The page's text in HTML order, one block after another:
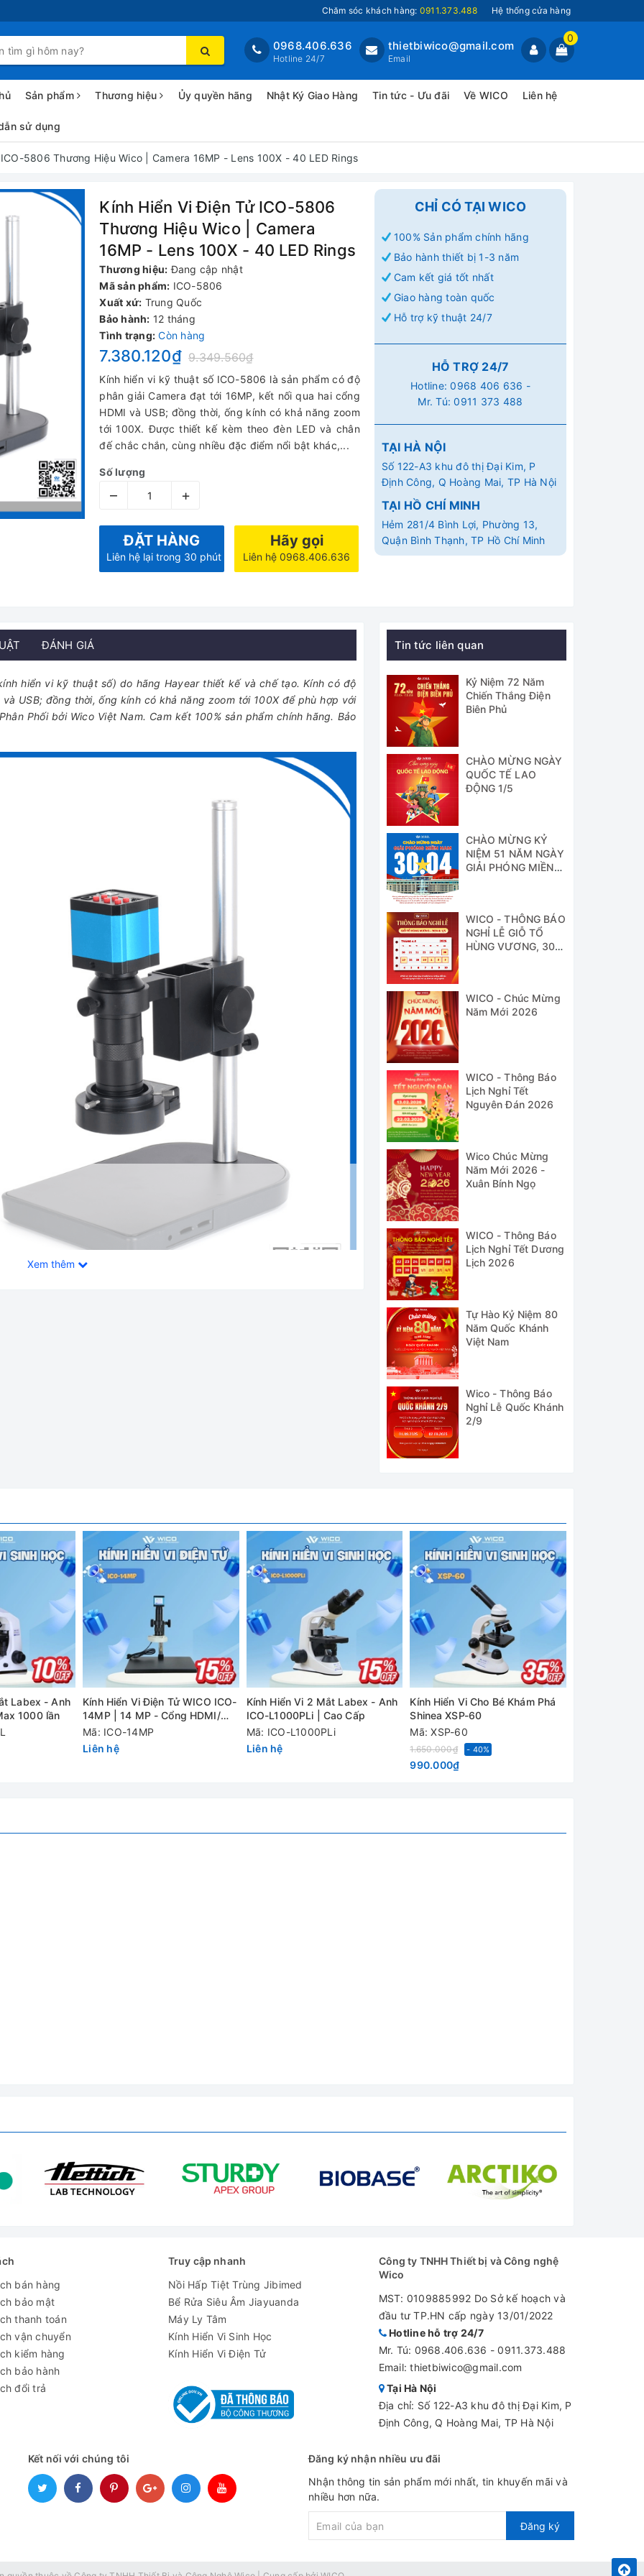
Chăm sóc khách hàng: 0911.373.488 Hệ thống cửa hàng
0
thietbiwico@gmail.com
Email
0968.406.636
Hotline 24/7
Sản phẩm Thương hiệu Ủy quyền hãng Nhật Ký Giao Hàng Tin tức - Ưu đãi Về WICO Liên hệ
sử dụng
5806 Thương Hiệu Wico | Camera 16MP - Lens 100X - 40 LED Rings
Kính Hiển Vi Điện Tử ICO-5806
Thương Hiệu Wico | Camera
16MP - Lens 100X - 40 LED Rings
Thương hiệu: Đang cập nhật
Mã sản phẩm: ICO-5806
Xuất xứ: Trung Quốc
Bảo hành: 12 tháng
Tình trạng: Còn hàng
7.380.120₫ 9.349.560₫
Kính hiển vi kỹ thuật số ICO-5806 là sản phẩm có độ
phân giải Camera đạt tới 16MP, kết nối qua hai cổng
HDMI và USB; đồng thời, ống kính có khả năng zoom
tới 100X. Được thiết kế kèm theo đèn LED và chân
đế chắc chắn, cùng nhiều đặc điểm nổi bật khác,...
Số lượng
– +
ĐẶT HÀNG
Liên hệ lại trong 30 phút
Hãy gọi
Liên hệ 0968.406.636
CHỈ CÓ TẠI WICO
100% Sản phẩm chính hãng
Bảo hành thiết bị 1-3 năm
Cam kết giá tốt nhất
Giao hàng toàn quốc
Hỗ trợ kỹ thuật 24/7
HỖ TRỢ 24/7
Hotline:0968 406 636 -
Mr. Tú:0911 373 488
TẠI HÀ NỘI
Số 122-A3 khu đô thị Đại Kim, P
Định Công, Q Hoàng Mai, TP Hà Nội
TẠI HỒ CHÍ MINH
Hẻm 281/4 Bình Lợi, Phường 13,
Quận Bình Thạnh, TP Hồ Chí Minh
ĐÁNH GIÁ
hiển vi kỹ thuật số) do hãng Hayear thiết kế và chế tạo. Kính có độ
USB; đồng thời, ống kính có khả năng zoom tới 100X để phù hợp với
Phối bởi Wico Việt Nam. Cam kết 100% sản phẩm chính hãng. Bảo
TF)
1 / 2,3 inch
màn hình)
tuổi thọ 100.000 giờ Chiếu sáng tập trung và cường độ cao không có
Xem thêm
Tin tức liên quan
Kỷ Niệm 72 Năm
Chiến Thắng Điện
Biên Phủ
CHÀO MỪNG NGÀY
QUỐC TẾ LAO
ĐỘNG 1/5
CHÀO MỪNG KỶ
NIỆM 51 NĂM NGÀY
GIẢI PHÓNG MIỀN
WICO - THÔNG BÁO
NGHỈ LỄ GIỖ TỔ
HÙNG VƯƠNG, 30/4
WICO - Chúc Mừng
Năm Mới 2026
WICO - Thông Báo
Lịch Nghỉ Tết
Nguyên Đán 2026
Wico Chúc Mừng
Năm Mới 2026 -
Xuân Bính Ngọ
WICO - Thông Báo
Lịch Nghỉ Tết Dương
Lịch 2026
Tự Hào Kỷ Niệm 80
Năm Quốc Khánh
Việt Nam
Wico - Thông Báo
Nghỉ Lễ Quốc Khánh
2/9
Labex - Anh
1000 lần
Kính Hiển Vi Điện Tử WICO ICO-
14MP | 14 MP - Cổng HDMI/
USB
Mã: ICO-14MP
Liên hệ
Kính Hiển Vi 2 Mắt Labex - Anh
ICO-L1000PLi | Cao Cấp
Mã: ICO-L1000PLi
Liên hệ
Kính Hiển Vi Cho Bé Khám Phá
Shinea XSP-60
Mã: XSP-60
1.650.000₫ - 40%
990.000₫
bán hàng
bảo mật
thanh toán
vận chuyển
kiểm hàng
bảo hành
đổi trả
Truy cập nhanh
Nồi Hấp Tiệt Trùng Jibimed
Bể Rửa Siêu Âm Jiayuanda
Máy Ly Tâm
Kính Hiển Vi Sinh Học
Kính Hiển Vi Điện Tử
Công ty TNHH Thiết bị và Công nghệ
Wico
MST: 0109885992 Do Sở kế hoạch và
đầu tư TP.HN cấp ngày 13/01/2022
Hotline hỗ trợ 24/7
Mr. Tú: 0968.406.636 -0911.373.488
Email: thietbiwico@gmail.com
Tại Hà Nội
Địa chỉ: Số 122-A3 khu đô thị Đại Kim, P
Định Công, Q Hoàng Mai, TP Hà Nội
Kết nối với chúng tôi
Đăng ký nhận nhiều ưu đãi
Nhận thông tin sản phẩm mới nhất, tin khuyến mãi và
nhiều hơn nữa.
Đăng ký